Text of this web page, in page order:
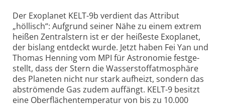
Der Exoplanet KELT-9b verdient das Attribut
„höllisch“: Aufgrund seiner Nähe zu einem extrem
heißen Zentral­stern ist er der heißeste Exoplanet,
der bis­lang ent­deckt wurde. Jetzt haben Fei Yan und
Thomas Henning vom MPI für Astro­nomie fest­ge­
stellt, dass der Stern die Wasser­stoff­atmo­sphäre
des Planeten nicht nur stark auf­heizt, sondern das
ab­strö­mende Gas zudem auf­fängt. KELT-9 besitzt
eine Ober­flächen­tempe­ratur von bis zu 10.000